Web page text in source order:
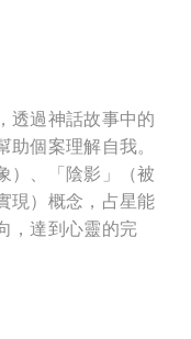
透過神話故事中的
個案理解自我。
）、「陰影」（被
現）概念，占星能
，達到心靈的完